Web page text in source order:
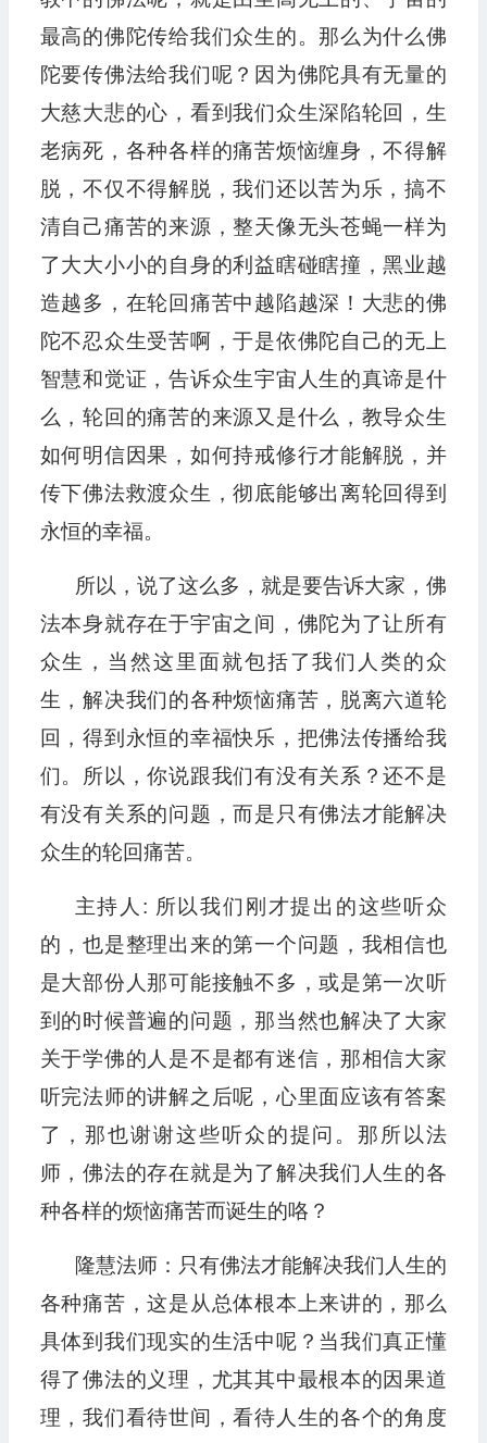
最高的佛陀传给我们众生的。那么为什么佛
陀要传佛法给我们呢？因为佛陀具有无量的
大慈大悲的心，看到我们众生深陷轮回，生
老病死，各种各样的痛苦烦恼缠身，不得解
脱，不仅不得解脱，我们还以苦为乐，搞不
清自己痛苦的来源，整天像无头苍蝇一样为
了大大小小的自身的利益瞎碰瞎撞，黑业越
造越多，在轮回痛苦中越陷越深！大悲的佛
陀不忍众生受苦啊，于是依佛陀自己的无上
智慧和觉证，告诉众生宇宙人生的真谛是什
么，轮回的痛苦的来源又是什么，教导众生
如何明信因果，如何持戒修行才能解脱，并
传下佛法救渡众生，彻底能够出离轮回得到
永恒的幸福。
所以，说了这么多，就是要告诉大家，佛
法本身就存在于宇宙之间，佛陀为了让所有
众生，当然这里面就包括了我们人类的众
生，解决我们的各种烦恼痛苦，脱离六道轮
回，得到永恒的幸福快乐，把佛法传播给我
们。所以，你说跟我们有没有关系？还不是
有没有关系的问题，而是只有佛法才能解决
众生的轮回痛苦。
主持人: 所以我们刚才提出的这些听众
的，也是整理出来的第一个问题，我相信也
是大部份人那可能接触不多，或是第一次听
到的时候普遍的问题，那当然也解决了大家
关于学佛的人是不是都有迷信，那相信大家
听完法师的讲解之后呢，心里面应该有答案
了，那也谢谢这些听众的提问。那所以法
师，佛法的存在就是为了解决我们人生的各
种各样的烦恼痛苦而诞生的咯？
隆慧法师：只有佛法才能解决我们人生的
各种痛苦，这是从总体根本上来讲的，那么
具体到我们现实的生活中呢？当我们真正懂
得了佛法的义理，尤其其中最根本的因果道
理，我们看待世间，看待人生的各个的角度